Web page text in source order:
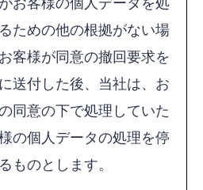
ための他の根拠がない場
客様が同意の撤回要求を
送付した後、当社は、お
同意の下で処理していた
の個人データの処理を停
ものとします。